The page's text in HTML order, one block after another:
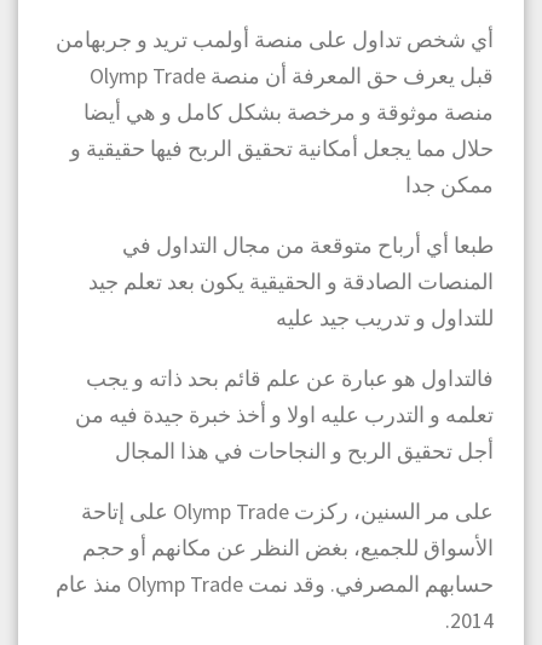
أي شخص تداول على منصة أولمب تريد و جربهامن
قبل يعرف حق المعرفة أن منصة Olymp Trade
منصة موثوقة و مرخصة بشكل كامل و هي أيضا
حلال مما يجعل أمكانية تحقيق الربح فيها حقيقية و
ممكن جدا
طبعا أي أرباح متوقعة من مجال التداول في
المنصات الصادقة و الحقيقية يكون بعد تعلم جيد
للتداول و تدريب جيد عليه
فالتداول هو عبارة عن علم قائم بحد ذاته و يجب
تعلمه و التدرب عليه اولا و أخذ خبرة جيدة فيه من
أجل تحقيق الربح و النجاحات في هذا المجال
على مر السنين، ركزت Olymp Trade على إتاحة
الأسواق للجميع، بغض النظر عن مكانهم أو حجم
حسابهم المصرفي. وقد نمت Olymp Trade منذ عام
2014.